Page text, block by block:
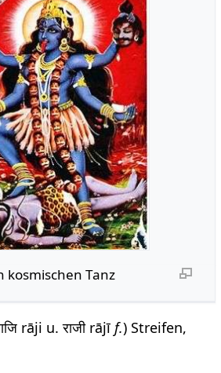
kosmischen Tanz
rāji u. राजी rājīf.) Streifen,